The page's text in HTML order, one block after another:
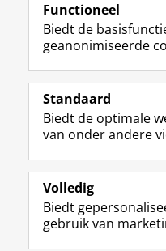
Laatst gewijzigd: 25
Volg de
Studiekiezers
Alumni
Over ons
Functioneel
Biedt de
geanonimiseerde
Standaard
Biedt de optimale
van onder andere
Volledig
Biedt
gebruik van